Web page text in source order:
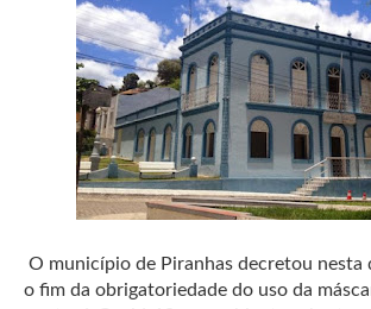
O município de Piranhas decretou nesta
o fim da obrigatoriedade do uso da